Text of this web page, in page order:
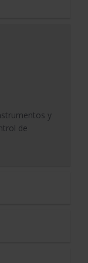
y
de